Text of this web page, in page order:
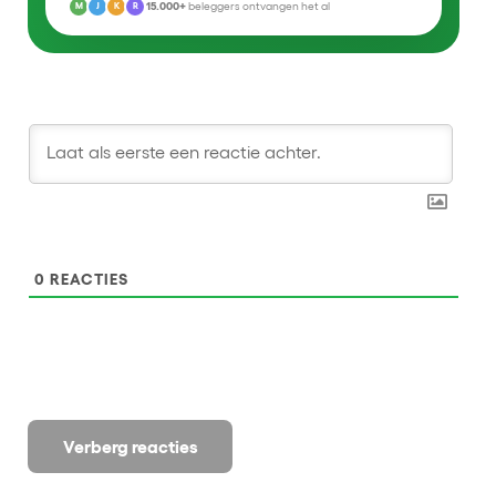
M J K R 15.000+ beleggers ontvangen het al
Verberg reacties
0 REACTIES